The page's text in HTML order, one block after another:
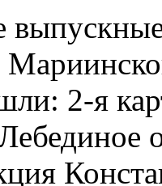
2-я